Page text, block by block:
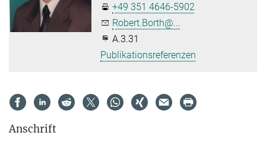
+49 351 4646-5902
Robert.Borth@...
A.3.31
Publikationsreferenzen
Anschrift